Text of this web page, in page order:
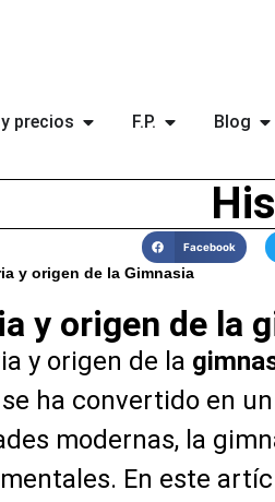
precios F.P. Blog
Facebook
y origen de la Gimnasia
y origen de la
y origen de la
ha convertido en
modernas, la
En este